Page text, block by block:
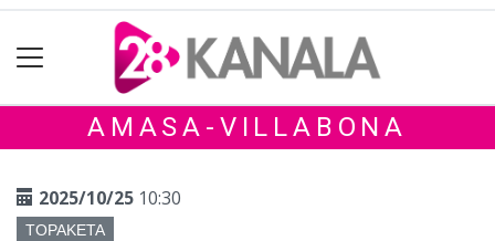
AMASA-VILLABONA
2025/10/25 10:30
TOPAKETA